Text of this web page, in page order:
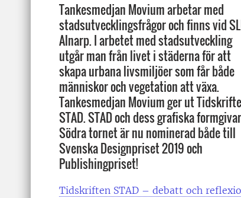
Tankesmedjan Movium arbetar med
stadsutvecklingsfrågor och finns vid
Alnarp. I arbetet med stadsutveckling
utgår man från livet i städerna för att
skapa urbana livsmiljöer som får både
människor och vegetation att växa.
Tankesmedjan Movium ger ut
STAD. STAD och dess grafiska
Södra tornet är nu nominerad både till
Svenska Designpriset 2019 och
Publishingpriset!
Tidskriften STAD – debatt och